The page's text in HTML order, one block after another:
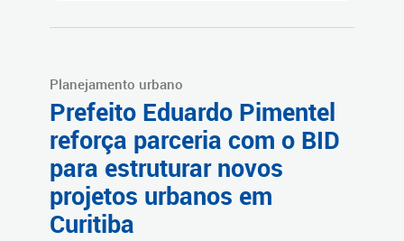
Planejamento urbano
Prefeito Eduardo Pimentel
reforça parceria com o BID
para estruturar novos
projetos urbanos em
Curitiba